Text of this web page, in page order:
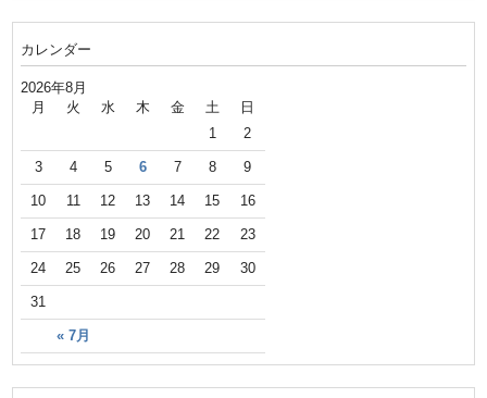
カレンダー
2026年8月
月 火 水 木 金 土 日
« 7月
1 2
3 4 5 6 7 8 9
10 11 12 13 14 15 16
17 18 19 20 21 22 23
24 25 26 27 28 29 30
31